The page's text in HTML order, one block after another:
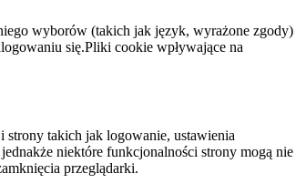
wyborów (takich jak język, wyrażone zgody)
się.Pliki cookie wpływające na
strony takich jak logowanie, ustawienia
niektóre funkcjonalności strony mogą nie
przeglądarki.